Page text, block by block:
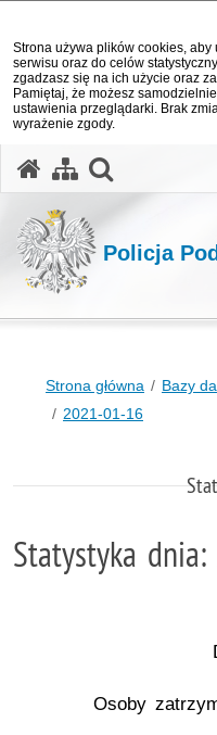
Strona używa plików cookies, aby
serwisu oraz do celów
zgadzasz się na ich użycie oraz
Pamiętaj, że możesz
ustawienia przeglądarki. Brak
wyrażenie zgody.
Policja
Strona główna Bazy
2021-01-16
Statystyka
Osoby